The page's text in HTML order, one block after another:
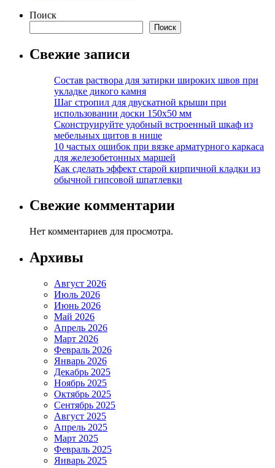
Поиск
Поиск
Свежие записи
Состав раствора для затирки широких швов при
укладке дикого камня
Шаг стропил для двускатной крыши при
использовании доски 150х50 мм
Сконструируйте удобный встроенный шкаф из
мебельных щитов в нише
10 частых ошибок при вязке арматурного каркаса
для железобетонных маршей
Как сделать эффект старой кирпичной кладки из
обычной гипсовой шпатлевки
Свежие комментарии
Нет комментариев для просмотра.
Архивы
Август 2026
Июль 2026
Июнь 2026
Май 2026
Апрель 2026
Март 2026
Февраль 2026
Январь 2026
Декабрь 2025
Ноябрь 2025
Октябрь 2025
Сентябрь 2025
Август 2025
Апрель 2025
Март 2025
Февраль 2025
Январь 2025